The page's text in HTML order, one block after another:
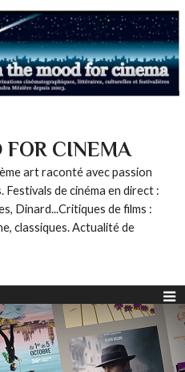
FOR CINEMA
art raconté avec passion
Festivals de cinéma en direct :
Dinard...Critiques de films :
classiques. Actualité de